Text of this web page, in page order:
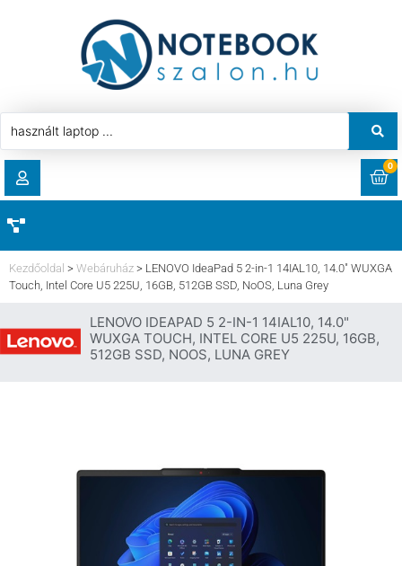
LETÖLTÉSEK
CÍMEK
0
HASZNÁLT LAPTOP
AKCIÓ
KOMPONENS
Kezdőoldal > Webáruház > LENOVO IdeaPad 5 2-in-1 14IAL10, 14.0″ WUXGA
Touch, Intel Core U5 225U, 16GB, 512GB SSD, NoOS, Luna Grey
LENOVO IDEAPAD 5 2-IN-1 14IAL10, 14.0"
WUXGA TOUCH, INTEL CORE U5 225U, 16GB,
512GB SSD, NOOS, LUNA GREY